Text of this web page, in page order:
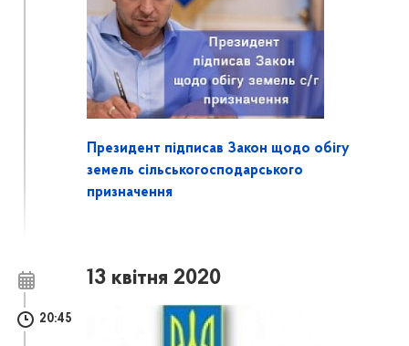
Президент підписав Закон щодо обігу
земель сільськогосподарського
призначення
13 квітня 2020
20:45